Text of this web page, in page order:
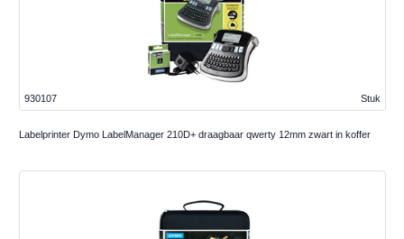
Stuk
930107
Labelprinter Dymo LabelManager 210D+ draagbaar qwerty 12mm zwart in koffer